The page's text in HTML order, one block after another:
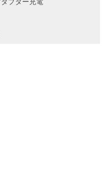
プター充電